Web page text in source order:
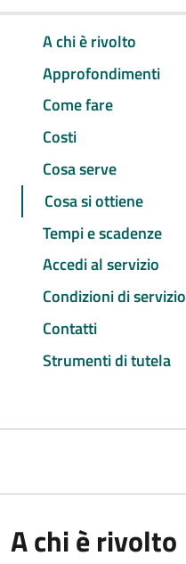
A chi è rivolto
Approfondimenti
Come fare
Costi
Cosa serve
Cosa si ottiene
Tempi e scadenze
Accedi al servizio
Condizioni di servizio
Contatti
Strumenti di tutela
A chi è rivolto